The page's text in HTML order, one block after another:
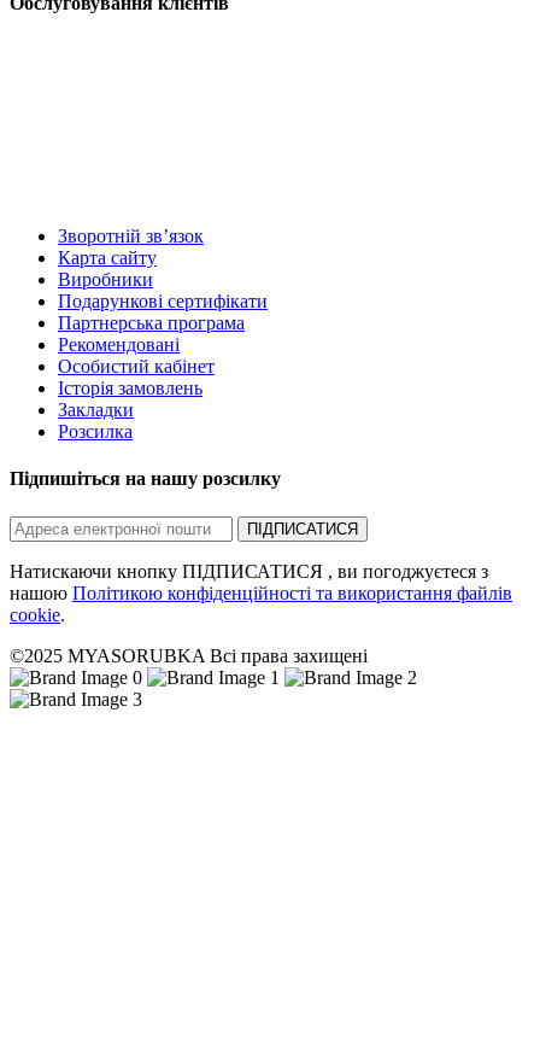
Зворотній зв’язок
Карта сайту
Виробники
Подарункові сертифікати
Партнерська програма
Рекомендовані
Особистий кабінет
Історія замовлень
Закладки
Розсилка
Підпишіться на нашу розсилку
ПІДПИСАТИСЯ
Натискаючи кнопку ПІДПИСАТИСЯ , ви погоджуєтеся з
нашою Політикою конфіденційності та використання файлів
cookie.
©2025 MYASORUBKA Всі права захищені